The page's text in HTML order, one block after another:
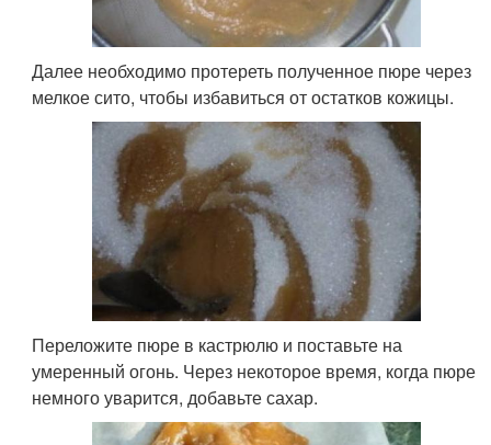
Далее необходимо протереть полученное пюре через
мелкое сито, чтобы избавиться от остатков кожицы.
Переложите пюре в кастрюлю и поставьте на
умеренный огонь. Через некоторое время, когда пюре
немного уварится, добавьте сахар.